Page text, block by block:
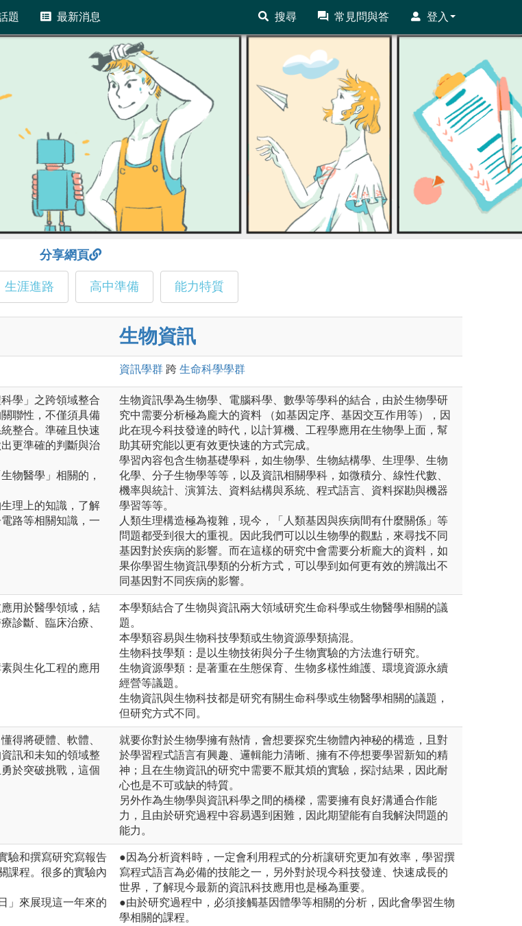
題 最新消息 搜尋 常見問與答 登入
分享網頁
生涯進路 高中準備 能力特質
生物資訊
資訊學群 跨 生命科學學群
學」之跨領域整合
聯性，不僅須具備
整合。準確且快速
更準確的判斷與治
物醫學」相關的，
理上的知識，了解
路等相關知識，一
生物資訊學為生物學、電腦科學、數學等學科的結合，由於生物學研
究中需要分析極為龐大的資料 （如基因定序、基因交互作用等），因
此在現今科技發達的時代，以計算機、工程學應用在生物學上面，幫
助其研究能以更有效更快速的方式完成。
學習內容包含生物基礎學科，如生物學、生物結構學、生理學、生物
化學、分子生物學等等，以及資訊相關學科，如微積分、線性代數、
機率與統計、演算法、資料結構與系統、程式語言、資料探勘與機器
學習等等。
人類生理構造極為複雜，現今，「人類基因與疾病間有什麼關係」等
問題都受到很大的重視。因此我們可以以生物學的觀點，來尋找不同
基因對於疾病的影響。而在這樣的研究中會需要分析龐大的資料，如
果你學習生物資訊學類的分析方式，可以學到如何更有效的辨識出不
同基因對不同疾病的影響。
用於醫學領域，結
診斷、臨床治療、
與生化工程的應用
本學類結合了生物與資訊兩大領域研究生命科學或生物醫學相關的議
題。
本學類容易與生物科技學類或生物資源學類搞混。
生物科技學類：是以生物技術與分子生物實驗的方法進行研究。
生物資源學類：是著重在生態保育、生物多樣性維護、環境資源永續
經營等議題。
生物資訊與生物科技都是研究有關生命科學或生物醫學相關的議題，
但研究方式不同。
得將硬體、軟體、
訊和未知的領域整
於突破挑戰，這個
就要你對於生物學擁有熱情，會想要探究生物體內神秘的構造，且對
於學習程式語言有興趣、邏輯能力清晰、擁有不停想要學習新知的精
神；且在生物資訊的研究中需要不厭其煩的實驗，探討結果，因此耐
心也是不可或缺的特質。
另外作為生物學與資訊科學之間的橋樑，需要擁有良好溝通合作能
力，且由於研究過程中容易遇到困難，因此期望能有自我解決問題的
能力。
驗和撰寫研究寫報告
課程。很多的實驗內
」來展現這一年來的
●因為分析資料時，一定會利用程式的分析讓研究更加有效率，學習撰
寫程式語言為必備的技能之一，另外對於現今科技發達、快速成長的
世界，了解現今最新的資訊科技應用也是極為重要。
●由於研究過程中，必須接觸基因體學等相關的分析，因此會學習生物
學相關的課程。